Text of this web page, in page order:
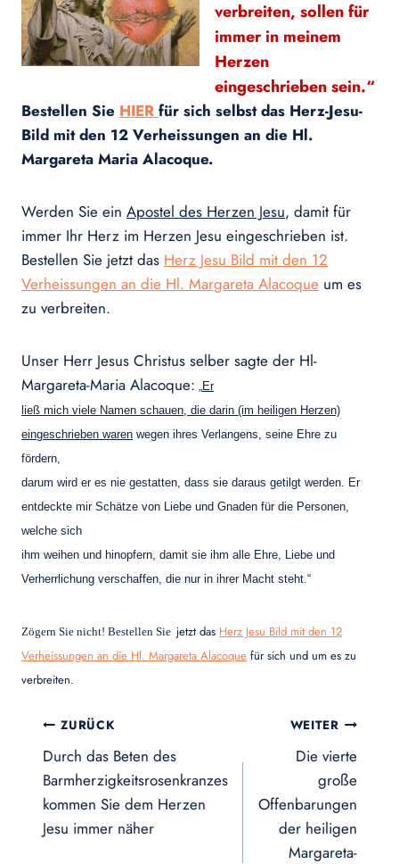
verbreiten, sollen für
immer in meinem
Herzen
eingeschrieben sein.“
Bestellen Sie HIER für sich selbst das Herz-Jesu-
Bild mit den 12 Verheissungen an die Hl.
Margareta Maria Alacoque.
Werden Sie ein Apostel des Herzen Jesu, damit für
immer Ihr Herz im Herzen Jesu eingeschrieben ist.
Bestellen Sie jetzt das Herz Jesu Bild mit den 12
Verheissungen an die Hl. Margareta Alacoque um es
zu verbreiten.
Unser Herr Jesus Christus selber sagte der Hl-
Margareta-Maria Alacoque: „Er
ließ mich viele Namen schauen, die darin (im heiligen Herzen)
eingeschrieben waren wegen ihres Verlangens, seine Ehre zu
fördern,
darum wird er es nie gestatten, dass sie daraus getilgt werden. Er
entdeckte mir Schätze von Liebe und Gnaden für die Personen,
welche sich
ihm weihen und hinopfern, damit sie ihm alle Ehre, Liebe und
Verherrlichung verschaffen, die nur in ihrer Macht steht.“
Zögern Sie nicht! Bestellen Sie jetzt das Herz Jesu Bild mit den 12
Verheissungen an die Hl. Margareta Alacoque für sich und um es zu
verbreiten.
Beitragsnavigation
ZURÜCK
Durch das Beten des
Barmherzigkeitsrosenkranzes
kommen Sie dem Herzen
Jesu immer näher
WEITER
Die vierte
große
Offenbarungen
der heiligen
Margareta-